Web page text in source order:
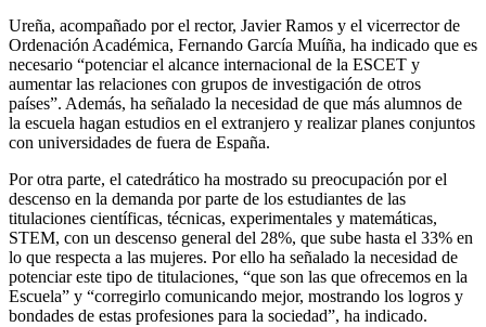
Ureña, acompañado por el rector, Javier Ramos y el vicerrector de
Ordenación Académica, Fernando García Muíña, ha indicado que es
necesario “potenciar el alcance internacional de la ESCET y
aumentar las relaciones con grupos de investigación de otros
países”. Además, ha señalado la necesidad de que más alumnos de
la escuela hagan estudios en el extranjero y realizar planes conjuntos
con universidades de fuera de España.
Por otra parte, el catedrático ha mostrado su preocupación por el
descenso en la demanda por parte de los estudiantes de las
titulaciones científicas, técnicas, experimentales y matemáticas,
STEM, con un descenso general del 28%, que sube hasta el 33% en
lo que respecta a las mujeres. Por ello ha señalado la necesidad de
potenciar este tipo de titulaciones, “que son las que ofrecemos en la
Escuela” y “corregirlo comunicando mejor, mostrando los logros y
bondades de estas profesiones para la sociedad”, ha indicado.